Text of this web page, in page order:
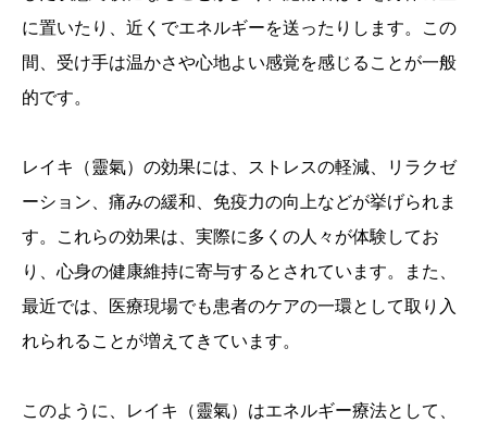
に置いたり、近くでエネルギーを送ったりします。この
間、受け手は温かさや心地よい感覚を感じることが一般
的です。
レイキ（靈氣）の効果には、ストレスの軽減、リラクゼ
ーション、痛みの緩和、免疫力の向上などが挙げられま
す。これらの効果は、実際に多くの人々が体験してお
り、心身の健康維持に寄与するとされています。また、
最近では、医療現場でも患者のケアの一環として取り入
れられることが増えてきています。
このように、レイキ（靈氣）はエネルギー療法として、